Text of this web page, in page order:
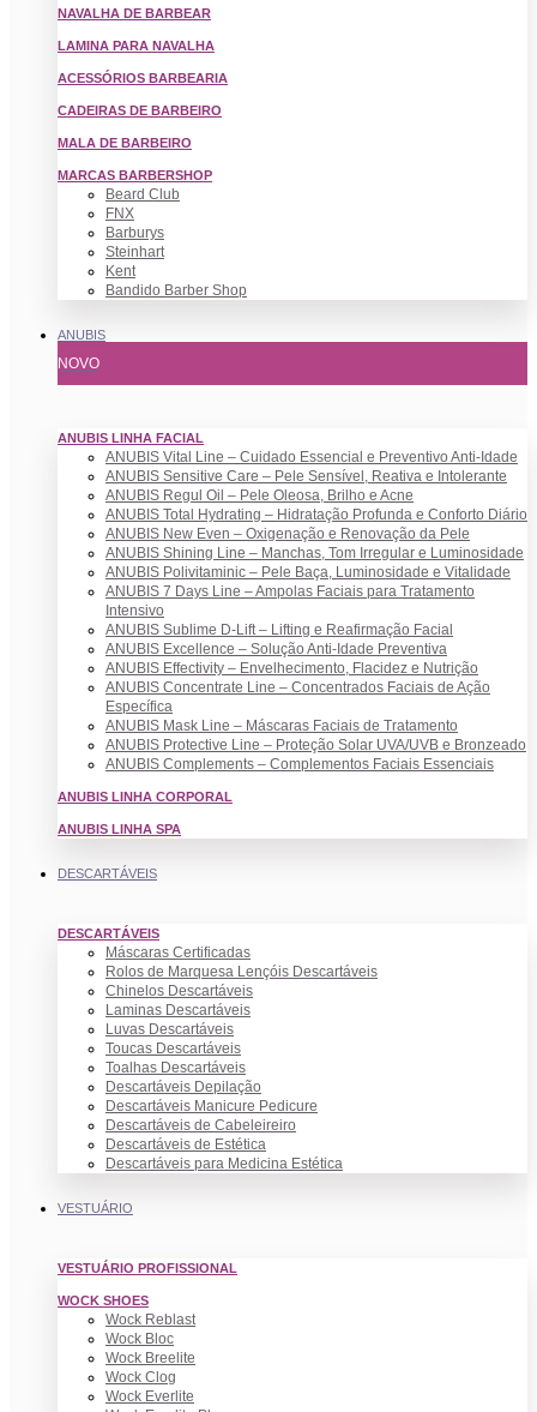
NAVALHA DE BARBEAR
LAMINA PARA NAVALHA
ACESSÓRIOS BARBEARIA
CADEIRAS DE BARBEIRO
MALA DE BARBEIRO
MARCAS BARBERSHOP
Beard Club
FNX
Barburys
Steinhart
Kent
Bandido Barber Shop
ANUBIS
NOVO
ANUBIS LINHA FACIAL
ANUBIS Vital Line – Cuidado Essencial e Preventivo Anti-Idade
ANUBIS Sensitive Care – Pele Sensível, Reativa e Intolerante
ANUBIS Regul Oil – Pele Oleosa, Brilho e Acne
ANUBIS Total Hydrating – Hidratação Profunda e Conforto Diário
ANUBIS New Even – Oxigenação e Renovação da Pele
ANUBIS Shining Line – Manchas, Tom Irregular e Luminosidade
ANUBIS Polivitaminic – Pele Baça, Luminosidade e Vitalidade
ANUBIS 7 Days Line – Ampolas Faciais para Tratamento
Intensivo
ANUBIS Sublime D-Lift – Lifting e Reafirmação Facial
ANUBIS Excellence – Solução Anti-Idade Preventiva
ANUBIS Effectivity – Envelhecimento, Flacidez e Nutrição
ANUBIS Concentrate Line – Concentrados Faciais de Ação
Específica
ANUBIS Mask Line – Máscaras Faciais de Tratamento
ANUBIS Protective Line – Proteção Solar UVA/UVB e Bronzeado
ANUBIS Complements – Complementos Faciais Essenciais
ANUBIS LINHA CORPORAL
ANUBIS LINHA SPA
DESCARTÁVEIS
DESCARTÁVEIS
Máscaras Certificadas
Rolos de Marquesa Lençóis Descartáveis
Chinelos Descartáveis
Laminas Descartáveis
Luvas Descartáveis
Toucas Descartáveis
Toalhas Descartáveis
Descartáveis Depilação
Descartáveis Manicure Pedicure
Descartáveis de Cabeleireiro
Descartáveis de Estética
Descartáveis para Medicina Estética
VESTUÁRIO
VESTUÁRIO PROFISSIONAL
WOCK SHOES
Wock Reblast
Wock Bloc
Wock Breelite
Wock Clog
Wock Everlite